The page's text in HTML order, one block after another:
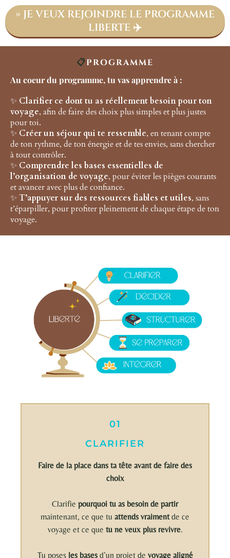
» JE VEUX REJOINDRE LE PROGRAMME
LIBERTE ✈️
📋PROGRAMME
Au coeur du programme, tu vas apprendre à :
✨ Clarifier ce dont tu as réellement besoin pour ton
voyage, afin de faire des choix plus simples et plus justes
pour toi.
✨ Créer un séjour qui te ressemble, en tenant compte
de ton rythme, de ton énergie et de tes envies, sans chercher
à tout contrôler.
✨ Comprendre les bases essentielles de
l’organisation de voyage, pour éviter les pièges courants
et avancer avec plus de confiance.
✨ T’appuyer sur des ressources fiables et utiles, sans
t’éparpiller, pour profiter pleinement de chaque étape de ton
voyage.
01
CLARIFIER
Faire de la place dans ta tête avant de faire des
choix
Clarifie pourquoi tu as besoin de partir
maintenant, ce que tu attends vraimentde ce
voyage et ce que tu ne veux plus revivre.
Tu poses les basesd’un projet de voyage aligné